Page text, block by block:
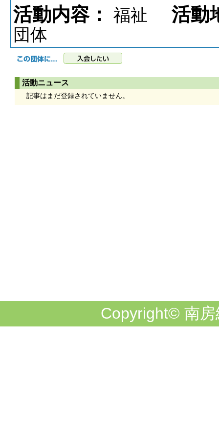
活動内容： 福祉 活動
団体
活動ニュース
記事はまだ登録されていません。
Copyright© 南